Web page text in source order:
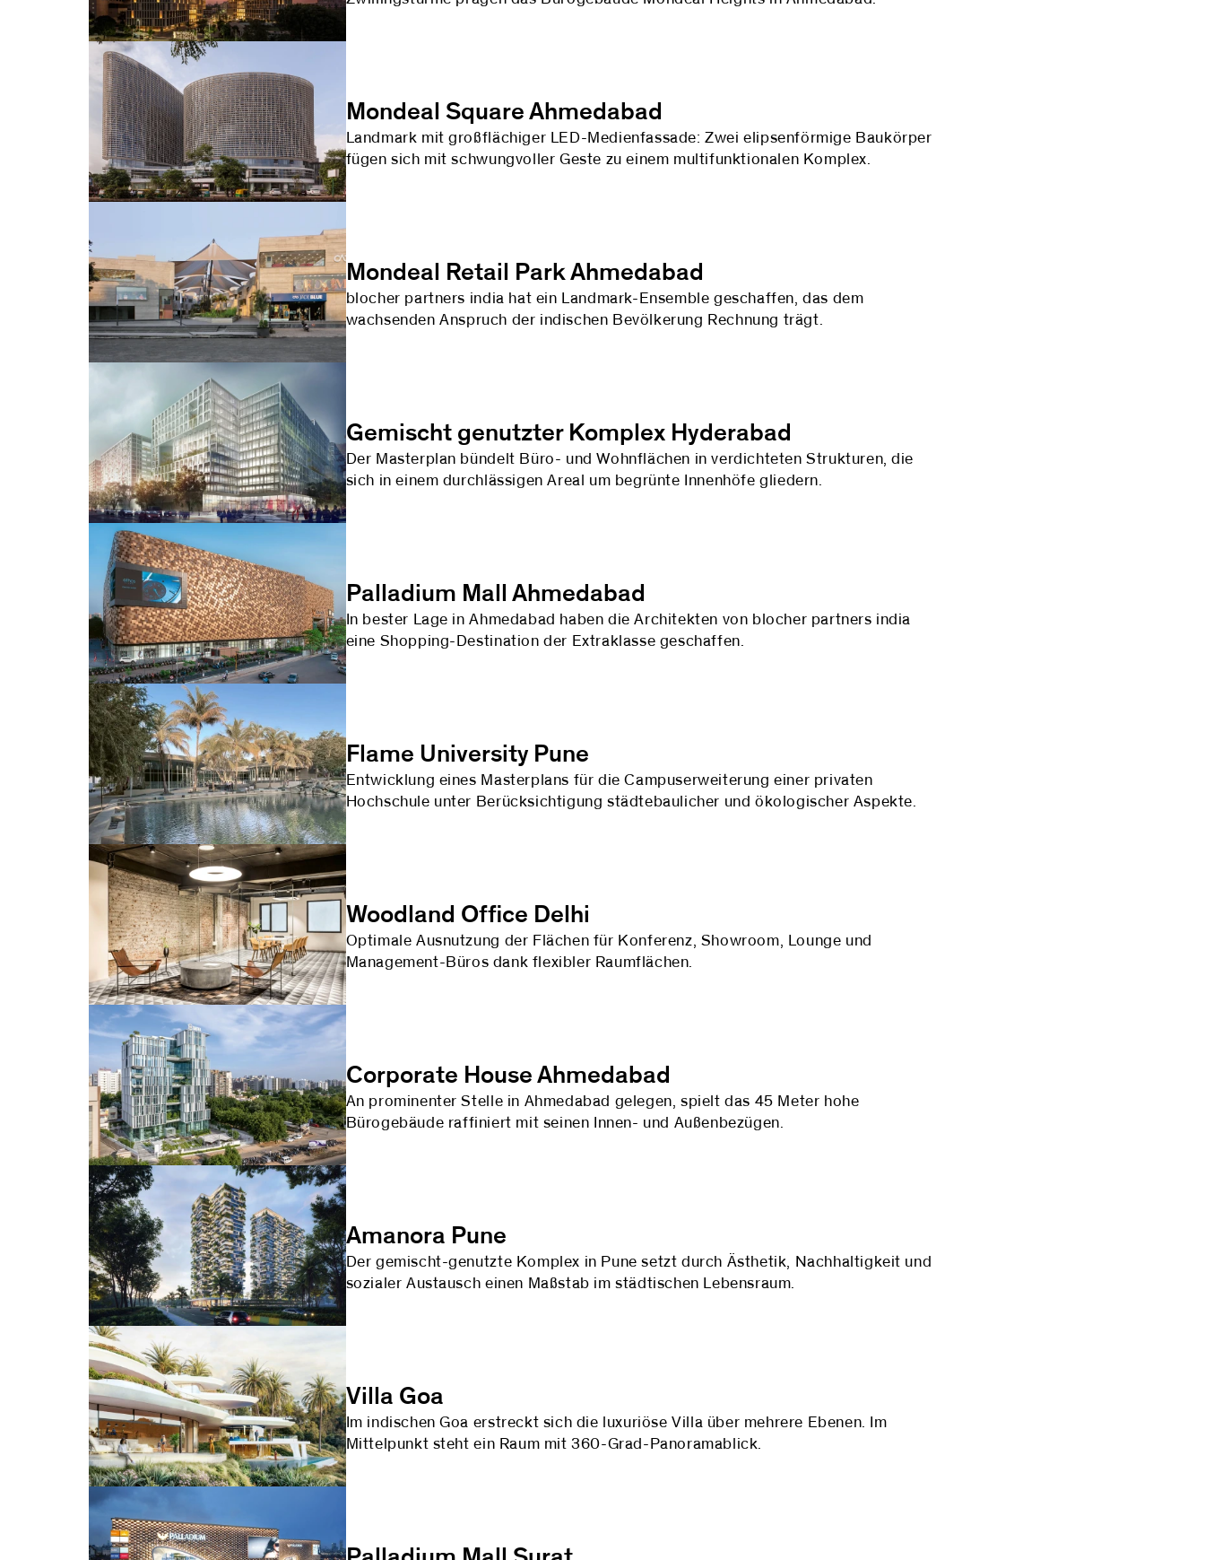
Mondeal Square Ahmedabad
Landmark mit großflächiger LED-Medienfassade: Zwei elipsenförmige Baukörper
fügen sich mit schwungvoller Geste zu einem multifunktionalen Komplex.
Mondeal Retail Park Ahmedabad
blocher partners india hat ein Landmark-Ensemble geschaffen, das dem
wachsenden Anspruch der indischen Bevölkerung Rechnung trägt.
Gemischt genutzter Komplex Hyderabad
Der Masterplan bündelt Büro- und Wohnflächen in verdichteten Strukturen, die
sich in einem durchlässigen Areal um begrünte Innenhöfe gliedern.
Palladium Mall Ahmedabad
In bester Lage in Ahmedabad haben die Architekten von blocher partners india
eine Shopping-Destination der Extraklasse geschaffen.
Flame University Pune
Entwicklung eines Masterplans für die Campuserweiterung einer privaten
Hochschule unter Berücksichtigung städtebaulicher und ökologischer Aspekte.
Woodland Office Delhi
Optimale Ausnutzung der Flächen für Konferenz, Showroom, Lounge und
Management-Büros dank flexibler Raumflächen.
Corporate House Ahmedabad
An prominenter Stelle in Ahmedabad gelegen, spielt das 45 Meter hohe
Bürogebäude raffiniert mit seinen Innen- und Außenbezügen.
Amanora Pune
Der gemischt-genutzte Komplex in Pune setzt durch Ästhetik, Nachhaltigkeit und
sozialer Austausch einen Maßstab im städtischen Lebensraum.
Villa Goa
Im indischen Goa erstreckt sich die luxuriöse Villa über mehrere Ebenen. Im
Mittelpunkt steht ein Raum mit 360-Grad-Panoramablick.